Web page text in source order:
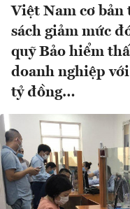
Việt Nam cơ
sách giảm mức
quỹ Bảo hiểm
doanh nghiệp
tỷ đồng…